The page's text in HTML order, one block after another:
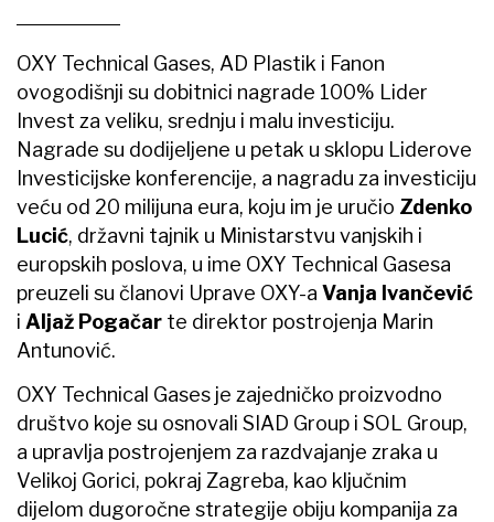
OXY Technical Gases, AD Plastik i Fanon
ovogodišnji su dobitnici nagrade 100% Lider
Invest za veliku, srednju i malu investiciju.
Nagrade su dodijeljene u petak u sklopu Liderove
Investicijske konferencije, a nagradu za investiciju
veću od 20 milijuna eura, koju im je uručio Zdenko
Lucić, državni tajnik u Ministarstvu vanjskih i
europskih poslova, u ime OXY Technical Gasesa
preuzeli su članovi Uprave OXY-a Vanja Ivančević
i Aljaž Pogačar te direktor postrojenja Marin
Antunović.
OXY Technical Gases je zajedničko proizvodno
društvo koje su osnovali SIAD Group i SOL Group,
a upravlja postrojenjem za razdvajanje zraka u
Velikoj Gorici, pokraj Zagreba, kao ključnim
dijelom dugoročne strategije obiju kompanija za